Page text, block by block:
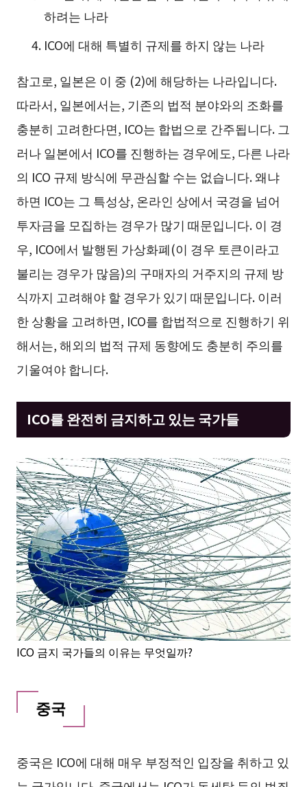
하려는 나라
ICO에 대해 특별히 규제를 하지 않는 나라
참고로, 일본은 이 중 (2)에 해당하는 나라입니다.
따라서, 일본에서는, 기존의 법적 분야와의 조화를
충분히 고려한다면, ICO는 합법으로 간주됩니다. 그
러나 일본에서 ICO를 진행하는 경우에도, 다른 나라
의 ICO 규제 방식에 무관심할 수는 없습니다. 왜냐
하면 ICO는 그 특성상, 온라인 상에서 국경을 넘어
투자금을 모집하는 경우가 많기 때문입니다. 이 경
우, ICO에서 발행된 가상화폐(이 경우 토큰이라고
불리는 경우가 많음)의 구매자의 거주지의 규제 방
식까지 고려해야 할 경우가 있기 때문입니다. 이러
한 상황을 고려하면, ICO를 합법적으로 진행하기 위
해서는, 해외의 법적 규제 동향에도 충분히 주의를
기울여야 합니다.
ICO를 완전히 금지하고 있는 국가들
ICO 금지 국가들의 이유는 무엇일까?
중국
중국은 ICO에 대해 매우 부정적인 입장을 취하고 있